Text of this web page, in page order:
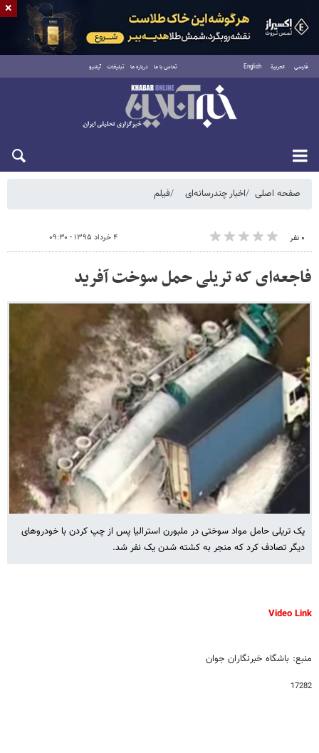
فارسی العربية English تماس با ما درباره ما تبلیغات آرشیو
پنجشنبه ۱۵ مرداد ۱۴۰۵
صفحه اصلی اخبار چندرسانه‌ای فیلم
۰ نفر ۴ خرداد ۱۳۹۵ - ۰۹:۳۰
فاجعه‌ای که تریلی حمل سوخت آفرید
یک تریلی حامل مواد سوختی در ملبورن استرالیا پس از چپ کردن با خودروهای
دیگر تصادف کرد که منجر به کشته شدن یک نفر شد.
Video Link
منبع: باشگاه خبرنگاران جوان
17282
×